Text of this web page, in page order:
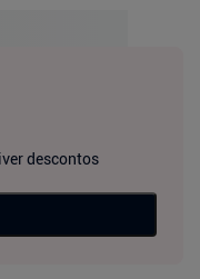
descontos